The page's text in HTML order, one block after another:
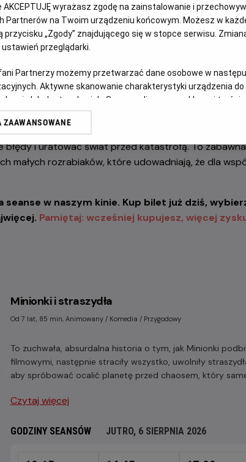
i straszydła” opowiada o szalonej przygodzie
i zostać gwiazdami kina. Ich plany szybko wymykają
potwory i wywołują chaos na całym świecie.
błędy i uratować świat przed katastrofą. To
małych rozrabiaków, które udowadniają, że dla
seanse w naszym kinie. Kup bilet już dziś,
Pamiętaj: wcześniej kupujesz, więcej
Minionki i straszydła
Od 7 lat, 85 min, Animowany / Komedia / Przygodowy
To zuchwała, absurdalna historia o tym, jak Minionki
filmowymi, następnie straciły wszystko, uwolniły
aby spróbować ocalić planetę przed chaosem, który same
Czytaj więcej
GODZINY SEANSÓW
JUTRO, 6 SIERPNIA 2026
AKCEPTUJĘ wyrażasz zgodę na zainstalowanie i
Partnerów na Twoim urządzeniu końcowym. Możesz w
przycisku „Zgody” znajdującego się w stopce serwisu.
przeglądarki.
Partnerzy możemy przetwarzać dane osobowe w
Aktywne skanowanie charakterystyki urządzenia
lub dostęp do nich. Spersonalizowane reklamy i treści,
usług.
ZAAWANSOWANE